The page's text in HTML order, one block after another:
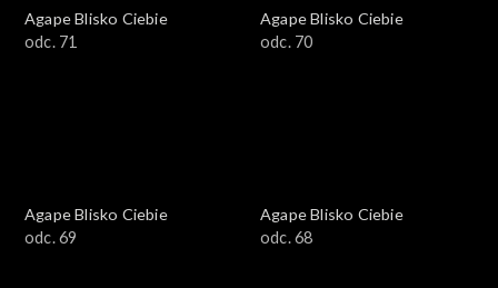
Agape Blisko Ciebie
odc. 71
Agape Blisko Ciebie
odc. 70
Agape Blisko Ciebie
odc. 69
Agape Blisko Ciebie
odc. 68